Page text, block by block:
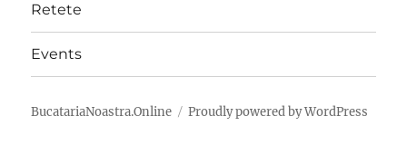
Retete
Events
BucatariaNoastra.Online Proudly powered by WordPress